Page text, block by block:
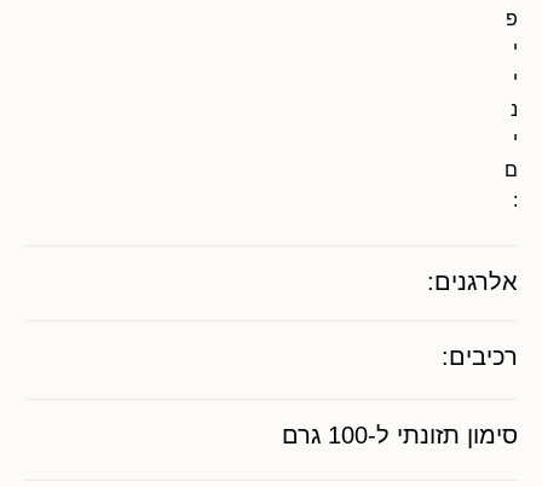
פ
י
י
נ
י
ם
:
אלרגנים:
רכיבים:
סימון תזונתי ל-100 גרם